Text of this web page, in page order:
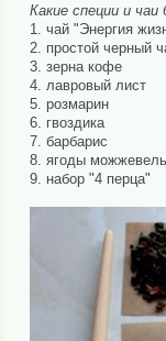
Какие специи и чаи
1. чай "Энергия
2. простой черный
3. зерна кофе
4. лавровый лист
5. розмарин
6. гвоздика
7. барбарис
8. ягоды
9. набор "4 перца"